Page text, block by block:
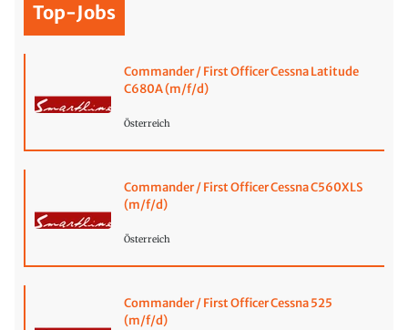
Top-Jobs
Commander / First Officer Cessna Latitude
C680A (m/f/d)
Österreich
Commander / First Officer Cessna C560XLS
(m/f/d)
Österreich
Commander / First Officer Cessna 525
(m/f/d)